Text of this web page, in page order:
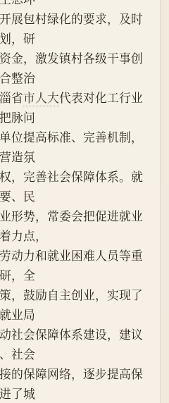
展包村绿化的要求，及时
，研
金，激发镇村各级干事创
整治
省市人大代表对化工行业
脉问
提高标准、完善机制，
造氛
，完善社会保障体系。就
、民
形势，常委会把促进就业
力点，
动力和就业困难人员等重
，全
，鼓励自主创业，实现了
业局
社会保障体系建设，建议
社会
的保障网络，逐步提高保
了城